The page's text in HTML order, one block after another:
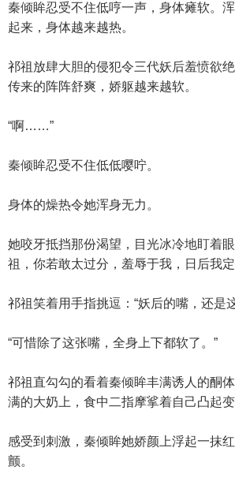
秦倾眸忍受不住低哼一声，身体瘫软。
起来，身体越来越热。
祁祖放肆大胆的侵犯令三代妖后羞愤欲
传来的阵阵舒爽，娇躯越来越软。
“啊……”
秦倾眸忍受不住低低嘤咛。
身体的燥热令她浑身无力。
她咬牙抵挡那份渴望，目光冰冷地盯着
祖，你若敢太过分，羞辱于我，日后我
祁祖笑着用手指挑逗：“妖后的嘴，还是
“可惜除了这张嘴，全身上下都软了。”
祁祖直勾勾的看着秦倾眸丰满诱人的酮
满的大奶上，食中二指摩挲着自己凸起变
感受到刺激，秦倾眸她娇颜上浮起一抹
颤。